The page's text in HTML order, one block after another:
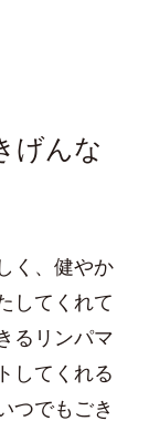
げんな
く、健やか
してくれて
るリンパマ
してくれる
つでもごき